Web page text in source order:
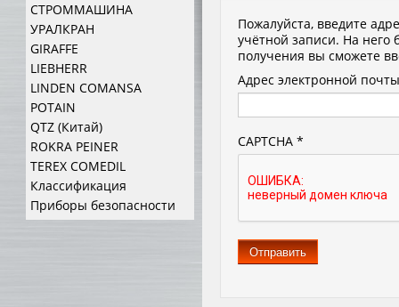
СТРОММАШИНА
УРАЛКРАН
GIRAFFE
LIEBHERR
LINDEN COMANSA
POTAIN
QTZ (Китай)
ROKRA PEINER
TEREX COMEDIL
Классификация
Приборы безопасности
Пожалуйста, введите
учётной записи. На него
получения вы сможете
Адрес электронной почты
CAPTCHA *
Отправить